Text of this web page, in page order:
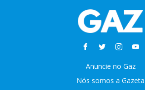
Anuncie no Gaz
Nós somos a Gazeta